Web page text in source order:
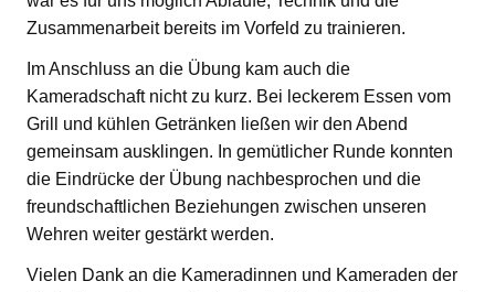
Zusammenarbeit bereits im Vorfeld zu trainieren.
Im Anschluss an die Übung kam auch die
Kameradschaft nicht zu kurz. Bei leckerem Essen vom
Grill und kühlen Getränken ließen wir den Abend
gemeinsam ausklingen. In gemütlicher Runde konnten
die Eindrücke der Übung nachbesprochen und die
freundschaftlichen Beziehungen zwischen unseren
Wehren weiter gestärkt werden.
Vielen Dank an die Kameradinnen und Kameraden der